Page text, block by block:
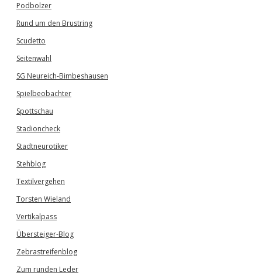
Podbolzer
Rund um den Brustring
Scudetto
Seitenwahl
SG Neureich-Bimbeshausen
Spielbeobachter
Spottschau
Stadioncheck
Stadtneurotiker
Stehblog
Textilvergehen
Torsten Wieland
Vertikalpass
Übersteiger-Blog
Zebrastreifenblog
Zum runden Leder